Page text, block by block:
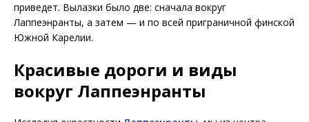
приведет. Вылазки было две: сначала вокруг
Лаппеэнранты, а затем — и по всей приграничной финской
Южной Карелии.
Красивые дороги и виды
вокруг Лаппеэнранты